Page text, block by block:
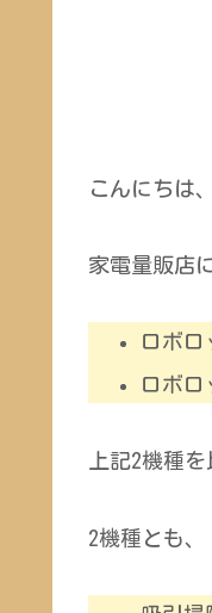
こんにちは
家電量販店
ロボロ
ロボロ
上記2機種
2機種とも、